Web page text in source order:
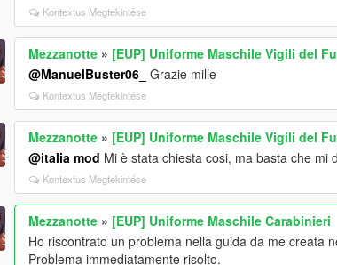
Kontextus Megtekintése
Mezzanotte » [EUP] Uniforme Maschile Vigili del
@ManuelBuster06_ Grazie mille
Kontextus Megtekintése
Mezzanotte » [EUP] Uniforme Maschile Vigili del
@italia mod Mi è stata chiesta cosi, ma basta che mi
Kontextus Megtekintése
Mezzanotte » [EUP] Uniforme Maschile Carabinieri
Ho riscontrato un problema nella guida da me creata
Problema immediatamente risolto.